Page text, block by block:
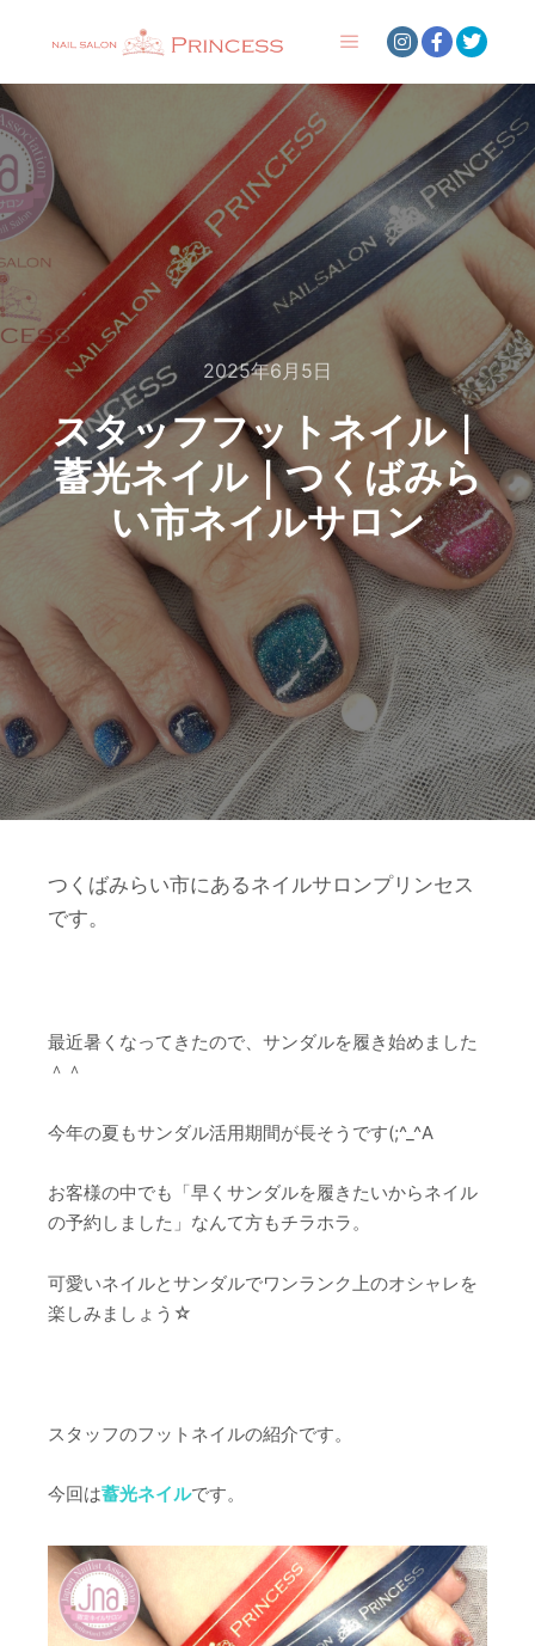
2025年6月5日
スタッフフットネイル｜
蓄光ネイル｜つくばみら
い市ネイルサロン
つくばみらい市にあるネイルサロンプリンセス
です。
最近暑くなってきたので、サンダルを履き始めました
＾＾
今年の夏もサンダル活用期間が長そうです(;^_^A
お客様の中でも「早くサンダルを履きたいからネイル
の予約しました」なんて方もチラホラ。
可愛いネイルとサンダルでワンランク上のオシャレを
楽しみましょう☆
スタッフのフットネイルの紹介です。
今回は蓄光ネイルです。